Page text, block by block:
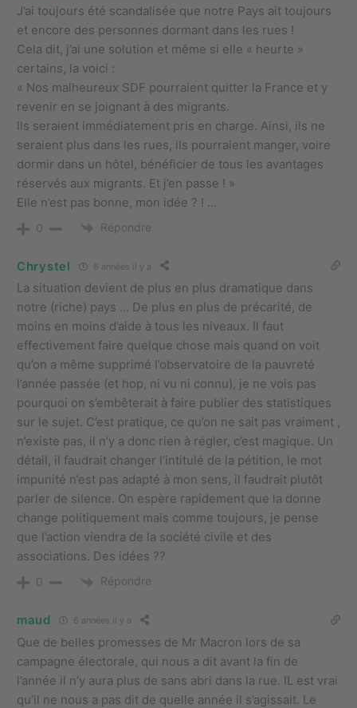
J’ai toujours été scandalisée que notre Pays ait toujours
et encore des personnes dormant dans les rues !
Cela dit, j’ai une solution et même si elle « heurte »
certains, la voici :
« Nos malheureux SDF pourraient quitter la France et y
revenir en se joignant à des migrants.
Ils seraient immédiatement pris en charge. Ainsi, ils ne
seraient plus dans les rues, ils pourraient manger, voire
dormir dans un hôtel, bénéficier de tous les avantages
réservés aux migrants. Et j’en passe ! »
Elle n’est pas bonne, mon idée ? ! …
0 Répondre
Chrystel 6 années il y a
La situation devient de plus en plus dramatique dans
notre (riche) pays … De plus en plus de précarité, de
moins en moins d’aide à tous les niveaux. Il faut
effectivement faire quelque chose mais quand on voit
qu’on a même supprimé l’observatoire de la pauvreté
l’année passée (et hop, ni vu ni connu), je ne vois pas
pourquoi on s’embêterait à faire publier des statistiques
sur le sujet. C’est pratique, ce qu’on ne sait pas vraiment ,
n’existe pas, il n’y a donc rien à régler, c’est magique. Un
détail, il faudrait changer l’intitulé de la pétition, le mot
impunité n’est pas adapté à mon sens, il faudrait plutôt
parler de silence. On espère rapidement que la donne
change politiquement mais comme toujours, je pense
que l’action viendra de la société civile et des
associations. Des idées ??
0 Répondre
maud 6 années il y a
Que de belles promesses de Mr Macron lors de sa
campagne électorale, qui nous a dit avant la fin de
l’année il n’y aura plus de sans abri dans la rue. IL est vrai
qu’il ne nous a pas dit de quelle année il s’agissait. Le